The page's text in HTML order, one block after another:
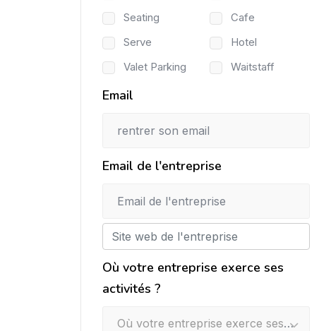
Seating
Cafe
Serve
Hotel
Valet Parking
Waitstaff
Email
Email de l'entreprise
Où votre entreprise exerce ses
activités ?
Où votre entreprise exerce ses activités ?